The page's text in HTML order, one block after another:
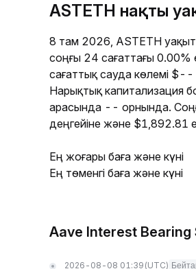
ASTETH нақты
8 там 2026, ASTETH
соңғы 24 сағаттағы 0.00%
сағаттық сауда көлемі
Нарықтық капитализация
арасында -- орнында.
деңгейіне және $1,892.81
Ең жоғары баға және күні
Ең төменгі баға және күні
Aave Interest
2026-08-08 01:39 (UTC)